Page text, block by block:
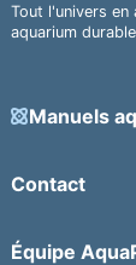
Tout l'univers
aquarium
Manuels
Contact
Équipe